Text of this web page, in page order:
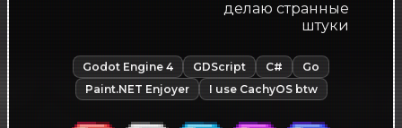
делаю странные
штуки
Godot Engine 4 GDScript С#
Go
Paint.NET Enjoyer
I use CachyOS btw